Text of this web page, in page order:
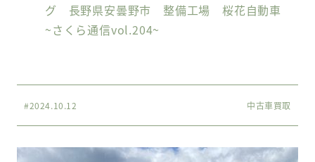
グ 長野県安曇野市 整備工場 桜花自動車
~さくら通信vol.204~
#2024.10.12 中古車買取